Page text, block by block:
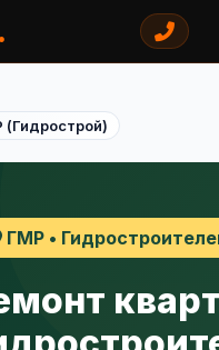
(Гидрострой)
ГМР •